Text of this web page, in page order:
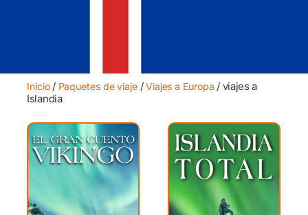
Inicio/ Paquetes de viaje/Viajes a Europa / viajes a
Islandia